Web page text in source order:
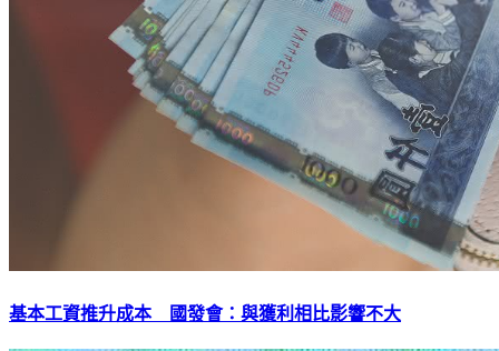
基本工資推升成本 國發會：與獲利相比影響不大